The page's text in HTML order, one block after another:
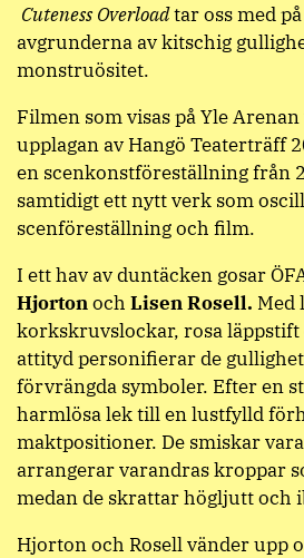
Cuteness Overloadtar oss med
avgrunderna av kitschig
monstruösitet.
Filmen som visas på Yle
upplagan av Hangö Teaterträff
en scenkonstföreställning från
samtidigt ett nytt verk som
scenföreställning och film.
I ett hav av duntäcken gosar
Hjortonoch Lisen Rosell. Med
korkskruvslockar, rosa
attityd personifierar de
förvrängda symboler. Efter en
harmlösa lek till en lustfylld
maktpositioner. De smiskar
arrangerar varandras kroppar
medan de skrattar högljutt och
Hjorton och Rosell vänder upp